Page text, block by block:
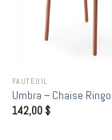
FAUTEUIL
Umbra – Chaise Ringo
142,00 $